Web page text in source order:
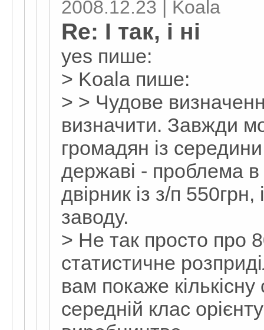
2008.12.23 | Koala
Re: І так, і ні
yes пише:
> Koala пише:
> > Чудове
визначити. Завжди
громадян із
державі - проблема
двірник із з/п
заводу.
> Не так просто про
статистичне
вам покаже
середній клас